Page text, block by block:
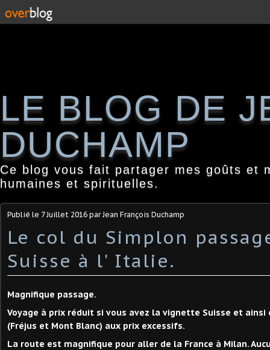
LE BLOG DE
DUCHAMP
Ce blog vous fait partager mes goûts et
humaines et spirituelles.
Publié le 7 Juillet 2016 par Jean François Duchamp
Le col du Simplon
Suisse à l' Italie.
Magnifique passage.
Voyage à prix réduit si vous avez la vignette Suisse et
(Fréjus et Mont Blanc) aux prix excessifs.
La route est magnifique pour aller de la France à Milan.